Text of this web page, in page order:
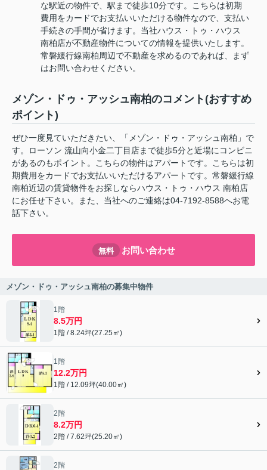
な駅近の物件で、駅まで徒歩10分です。こちらは初期
費用をカードでお支払いいただける物件なので、支払い
手続きの手間が省けます。当社ハウス・トゥ・ハウス
南柏店が不動産物件についての情報を提供いたします。
常磐緩行線南柏周辺で不動産を求めるのであれば、まず
はお問い合わせください。
メゾン・ドゥ・アッシュ南柏のコメント(おすすめ
ポイント)
ぜひ一度見ていただきたい、「メゾン・ドゥ・アッシュ南柏」で
す。ローソン 流山向小金二丁目店まで徒歩5分と近場にコンビニ
があるのもポイント。こちらの物件はアパートです。こちらは初
期費用をカードでお支払いいただけるアパートです。常磐緩行線
南柏近辺の賃貸物件をお探しならハウス・トゥ・ハウス 南柏店
にお任せ下さい。また、当社へのご連絡は04-7192-8588へお電
話下さい。
無料 お問い合わせ
メゾン・ドゥ・アッシュ南柏の募集中物件
1階
8.5万円
1階 / 8.24坪(27.25㎡)
1階
12.2万円
1階 / 12.09坪(40.00㎡)
2階
8.2万円
2階 / 7.62坪(25.20㎡)
2階